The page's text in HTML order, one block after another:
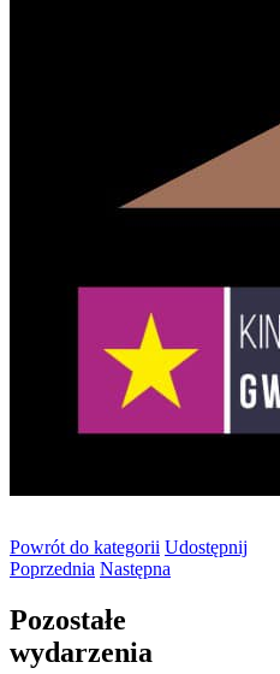
Powrót do kategorii Udostępnij
Poprzednia Następna
Pozostałe
wydarzenia